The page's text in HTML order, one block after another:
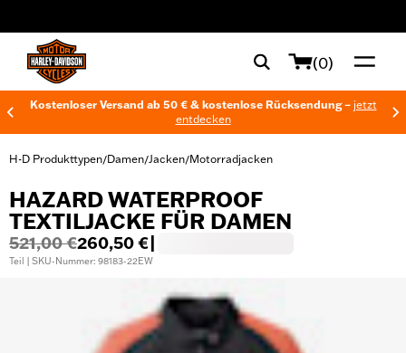
(0)
Kostenloser Versand ab 50 € & kostenlose Rücksendung – jetzt
entdecken
H-D Produkttypen/Damen/Jacken/Motorradjacken
HAZARD WATERPROOF
TEXTILJACKE FÜR DAMEN
521,00 €260,50 €
Teil | SKU-Nummer: 98183-22EW